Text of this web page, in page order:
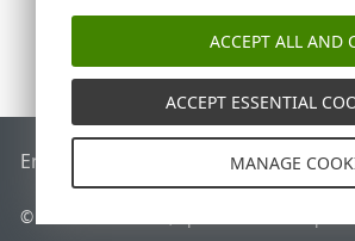
End of Life База знаний ESETФорум
© 1992 - 2026 ESET, spol. s r.o. - Все
ACCEPT ALL AND
ACCEPT ESSENTIAL
MANAGE